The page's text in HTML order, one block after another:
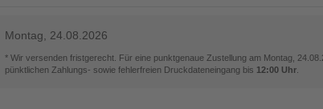
Montag, 24.08.2026
* Wir versenden fristgerecht. Für eine punktgenaue Zustellung am Montag,
pünktlichen Zahlungs- sowie fehlerfreien Druckdateneingang bis 12:00 Uhr